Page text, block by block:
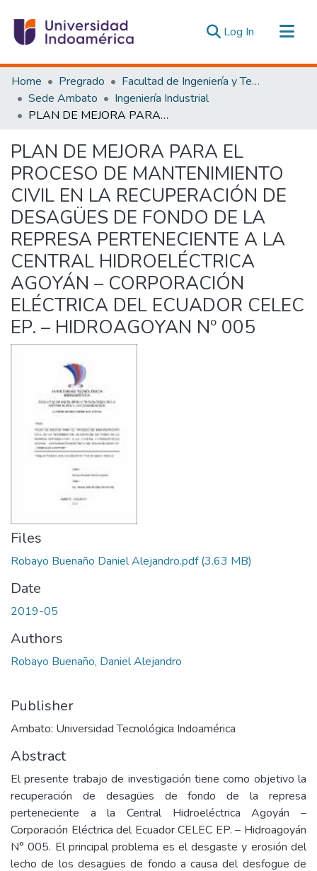
Log In (current)
Communities & Collections
All of DSpace
Statistics
Home Pregrado
Facultad de Ingeniería y Tecnologías de la Información y la Comunicación
Sede Ambato
Ingeniería Industrial
PLAN DE MEJORA PARA EL PROCESO DE MANTENIMIENTO CIVIL EN LA RECUPERACIÓN DE DESAGÜES DE FONDO DE LA REPRESA PERTENECIENTE A LA CENTRAL HIDROELÉCTRICA AGOYÁN – CORPORACIÓN ELÉCTRICA DEL ECUADOR CELEC EP. – HIDROAGOYAN Nº 005
PLAN DE MEJORA PARA EL
PROCESO DE MANTENIMIENTO
CIVIL EN LA RECUPERACIÓN DE
DESAGÜES DE FONDO DE LA
REPRESA PERTENECIENTE A LA
CENTRAL HIDROELÉCTRICA
AGOYÁN – CORPORACIÓN
ELÉCTRICA DEL ECUADOR CELEC
EP. – HIDROAGOYAN Nº 005
Files
Robayo Buenaño Daniel Alejandro.pdf(3.63 MB)
Date
2019-05
Authors
Robayo Buenaño, Daniel Alejandro
Publisher
Ambato: Universidad Tecnológica Indoamérica
Abstract
El presente trabajo de investigación tiene como objetivo la
recuperación de desagües de fondo de la represa
perteneciente a la Central Hidroeléctrica Agoyán –
Corporación Eléctrica del Ecuador CELEC EP. – Hidroagoyán
N° 005. El principal problema es el desgaste y erosión del
lecho de los desagües de fondo a causa del desfogue de